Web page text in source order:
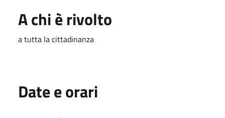
A chi è rivolto
a tutta la cittadinanza
Date e orari